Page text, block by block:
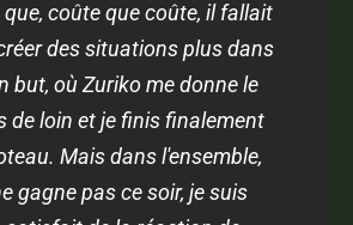
coûte que coûte, il fallait
des situations plus dans
but, où Zuriko me donne le
de loin et je finis finalement
Mais dans l'ensemble,
gagne pas ce soir, je suis